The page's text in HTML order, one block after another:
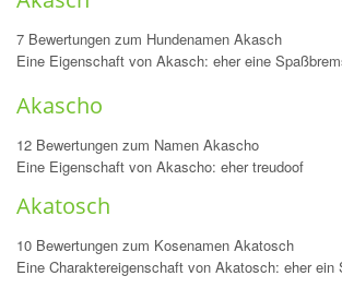
7 Bewertungen zum Hundenamen Akasch
Eine Eigenschaft von Akasch: eher eine
Akascho
12 Bewertungen zum Namen Akascho
Eine Eigenschaft von Akascho: eher treudoof
Akatosch
10 Bewertungen zum Kosenamen Akatosch
Eine Charaktereigenschaft von Akatosch: eher ein